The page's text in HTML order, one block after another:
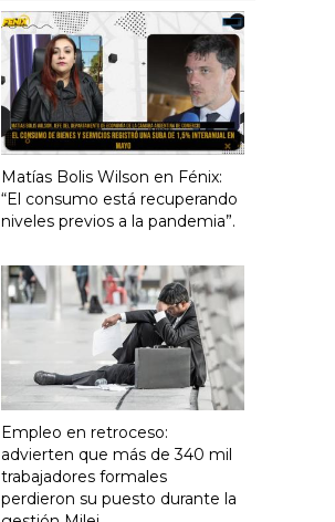
Matías Bolis Wilson en Fénix:
“El consumo está recuperando
niveles previos a la pandemia”.
Empleo en retroceso:
advierten que más de 340 mil
trabajadores formales
perdieron su puesto durante la